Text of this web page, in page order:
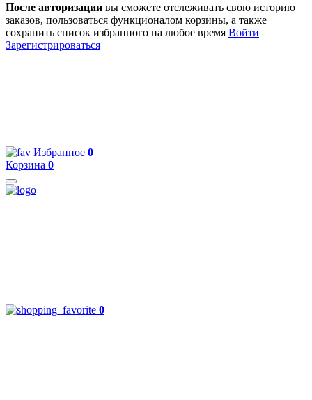
После авторизации вы сможете отслеживать свою историю
заказов, пользоваться функционалом корзины, а также
сохранить список избранного на любое время Войти
Зарегистрироваться
Избранное 0
Корзина 0
0